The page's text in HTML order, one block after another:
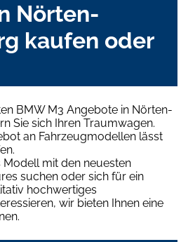
Nörten-
kaufen oder
BMW M3 Angebote in Nörten-
Sie sich Ihren Traumwagen.
an Fahrzeugmodellen lässt
Modell mit den neuesten
suchen oder sich für ein
hochwertiges
wir bieten Ihnen eine